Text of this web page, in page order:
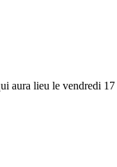
aura lieu le vendredi